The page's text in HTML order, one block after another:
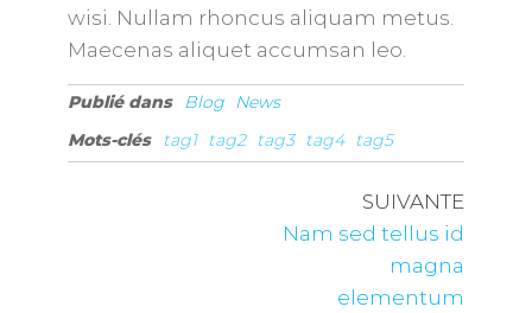
wisi. Nullam rhoncus aliquam metus.
Maecenas aliquet accumsan leo.
Publié dans Blog News
Mots-clés
tag1 tag2 tag3 tag4 tag5
SUIVANTE
Nam sed tellus id
magna
elementum